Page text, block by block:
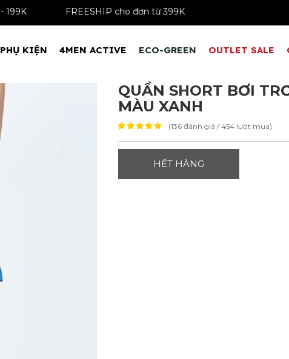
FREESHIP cho đơn từ 399K
PHỤ KIỆN 4MEN ACTIVE ECO-GREEN OUTLET SALE
QUẦN SHORT BƠI
MÀU XANH
(136 đánh giá / 454 lượt mua)
HẾT HÀNG